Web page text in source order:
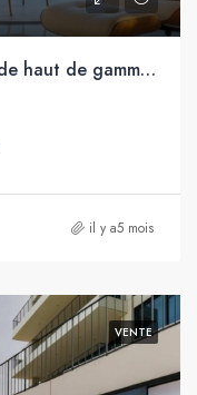
À ne pas manquer ! projet neuf de haut de gamme en première ligne de mer, Bat Yam
il y a5 mois
VENTE